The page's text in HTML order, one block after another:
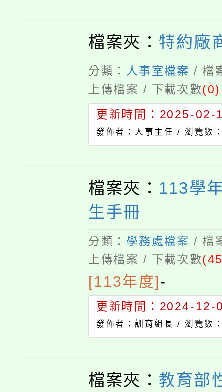
檔案夾： 特約廠
分類： 人事室檔案 / 檔
上傳檔案 / 下載次數(0)
更新時間：2025-02-
發佈者：人事主任 /瀏覽數
檔案夾： 113學
生手冊
分類： 學務處檔案 / 檔
上傳檔案 / 下載次數
[113年度]-
更新時間：2024-12-
發佈者：訓育組長 /瀏覽數
檔案夾： 教育部